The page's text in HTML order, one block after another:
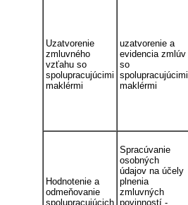
Uzatvorenie
zmluvného
vzťahu so
spolupracujúcimi
maklérmi
uzatvorenie a
evidencia zmlúv
so
spolupracujúcimi
maklérmi
Hodnotenie a
odmeňovanie
spolupracujúcich
Spracúvanie
osobných
údajov na účely
plnenia
zmluvných
povinností -